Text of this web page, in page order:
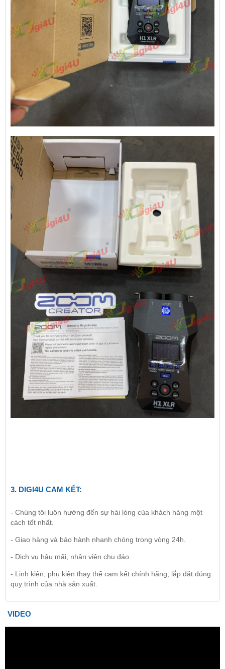
3. DIGI4U CAM KẾT:
- Chúng tôi luôn hướng đến sự hài lòng của khách hàng một
cách tốt nhất.
- Giao hàng và bảo hành nhanh chóng trong vòng 24h.
- Dịch vụ hậu mãi, nhân viên chu đáo.
- Linh kiện, phụ kiện thay thế cam kết chính hãng, lắp đặt đúng
quy trình của nhà sản xuất.
VIDEO